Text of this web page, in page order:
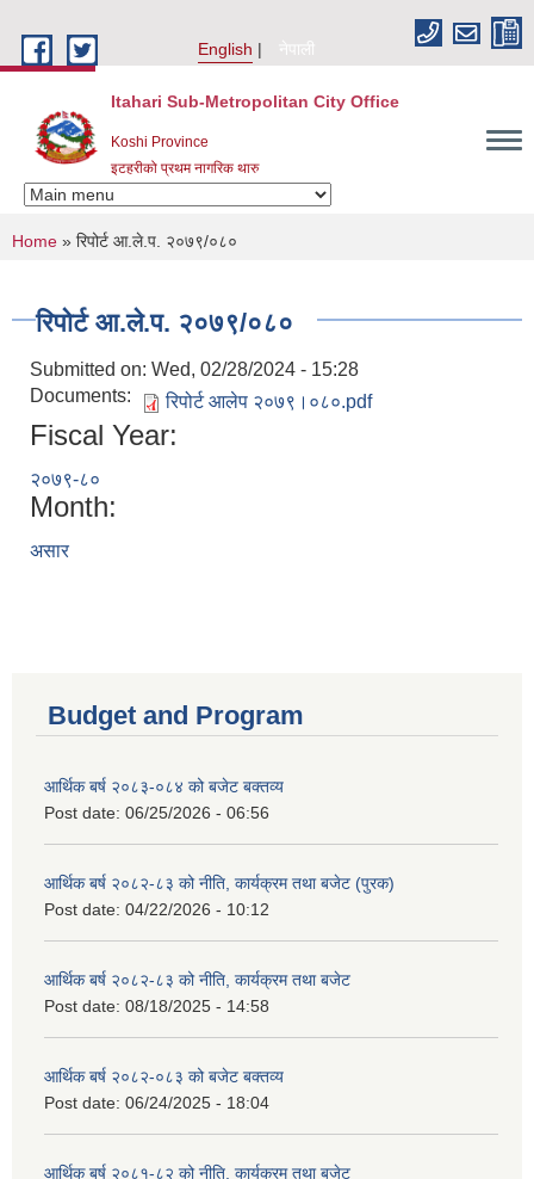
English
नेपाली
Itahari Sub-Metropolitan City Office
Koshi Province
इटहरीको प्रथम नागरिक थारु
You are here
Home » रिपोर्ट आ.ले.प. २०७९/०८०
रिपोर्ट आ.ले.प. २०७९/०८०
Submitted on: Wed, 02/28/2024 - 15:28
Documents:
रिपोर्ट आलेप २०७९।०८०.pdf
Fiscal Year:
२०७९-८०
Month:
असार
Budget and Program
आर्थिक बर्ष २०८३-०८४ को बजेट बक्तव्य
Post date: 06/25/2026 - 06:56
आर्थिक बर्ष २०८२-८३ को नीति, कार्यक्रम तथा बजेट (पुरक)
Post date: 04/22/2026 - 10:12
आर्थिक बर्ष २०८२-८३ को नीति, कार्यक्रम तथा बजेट
Post date: 08/18/2025 - 14:58
आर्थिक बर्ष २०८२-०८३ को बजेट बक्तव्य
Post date: 06/24/2025 - 18:04
आर्थिक बर्ष २०८१-८२ को नीति, कार्यक्रम तथा बजेट